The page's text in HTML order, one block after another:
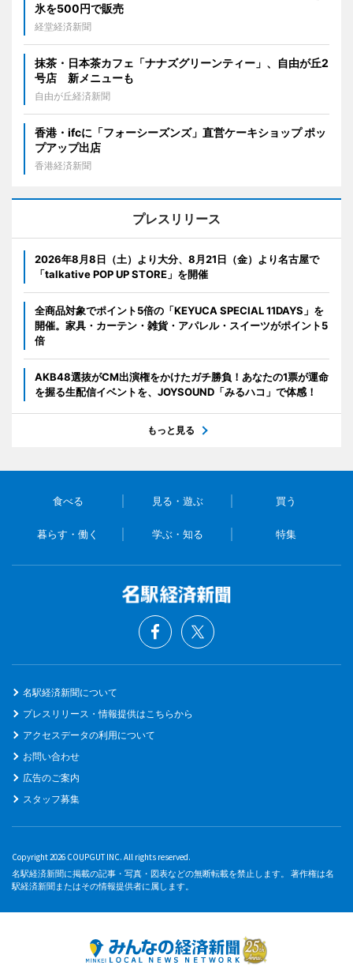
氷を500円で販売
経堂経済新聞
抹茶・日本茶カフェ「ナナズグリーンティー」、自由が丘2
号店 新メニューも
自由が丘経済新聞
香港・ifcに「フォーシーズンズ」直営ケーキショップ ポッ
プアップ出店
香港経済新聞
プレスリリース
2026年8月8日（土）より大分、8月21日（金）より名古屋で
「talkative POP UP STORE」を開催
全商品対象でポイント5倍の「KEYUCA SPECIAL 11DAYS」を
開催。家具・カーテン・雑貨・アパレル・スイーツがポイント5
倍
AKB48選抜がCM出演権をかけたガチ勝負！あなたの1票が運命
を握る生配信イベントを、JOYSOUND「みるハコ」で体感！
もっと見る
食べる 見る・遊ぶ 買う
暮らす・働く 学ぶ・知る 特集
名駅経済新聞について
プレスリリース・情報提供はこちらから
アクセスデータの利用について
お問い合わせ
広告のご案内
スタッフ募集
Copyright 2026 COUPGUT INC. All rights reserved.
名駅経済新聞に掲載の記事・写真・図表などの無断転載を禁止します。 著作権は名
駅経済新聞またはその情報提供者に属します。